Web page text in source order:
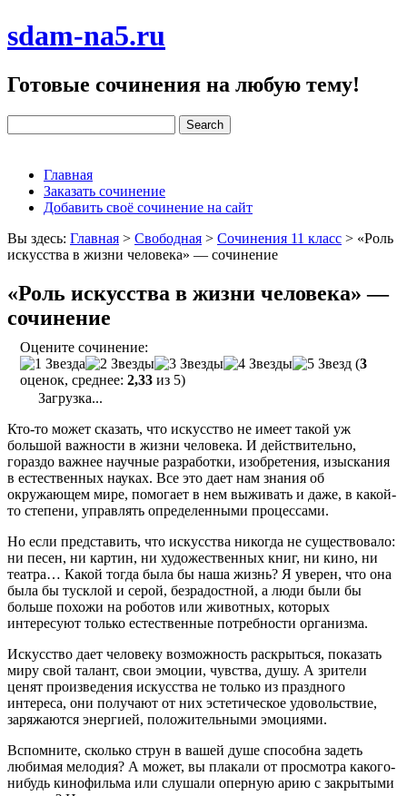
sdam-na5.ru
Готовые сочинения на любую тему!
Главная
Заказать сочинение
Добавить своё сочинение на сайт
Вы здесь: Главная > Свободная > Сочинения 11 класс > «Роль
искусства в жизни человека» — сочинение
«Роль искусства в жизни человека» —
сочинение
Оцените сочинение:
(3
оценок, среднее: 2,33 из 5)
Загрузка...
Кто-то может сказать, что искусство не имеет такой уж
большой важности в жизни человека. И действительно,
гораздо важнее научные разработки, изобретения, изыскания
в естественных науках. Все это дает нам знания об
окружающем мире, помогает в нем выживать и даже, в какой-
то степени, управлять определенными процессами.
Но если представить, что искусства никогда не существовало:
ни песен, ни картин, ни художественных книг, ни кино, ни
театра… Какой тогда была бы наша жизнь? Я уверен, что она
была бы тусклой и серой, безрадостной, а люди были бы
больше похожи на роботов или животных, которых
интересуют только естественные потребности организма.
Искусство дает человеку возможность раскрыться, показать
миру свой талант, свои эмоции, чувства, душу. А зрители
ценят произведения искусства не только из праздного
интереса, они получают от них эстетическое удовольствие,
заряжаются энергией, положительными эмоциями.
Вспомните, сколько струн в вашей душе способна задеть
любимая мелодия? А может, вы плакали от просмотра какого-
нибудь кинофильма или слушали оперную арию с закрытыми